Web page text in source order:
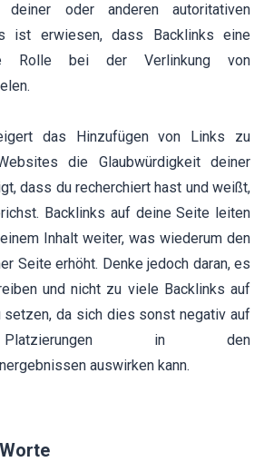
deiner oder anderen autoritativen
ist erwiesen, dass Backlinks eine
Rolle bei der Verlinkung von
das Hinzufügen von Links zu
die Glaubwürdigkeit deiner
dass du recherchiert hast und weißt,
Backlinks auf deine Seite leiten
Inhalt weiter, was wiederum den
Seite erhöht. Denke jedoch daran, es
und nicht zu viele Backlinks auf
setzen, da sich dies sonst negativ auf
in den
auswirken kann.